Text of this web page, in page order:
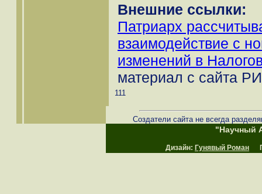
Внешние ссылки:
Патриарх
взаимодействие с
изменений в
материал с сайта
111
Создатели сайта не всегда
"Научный
Дизайн: Гунявый Роман